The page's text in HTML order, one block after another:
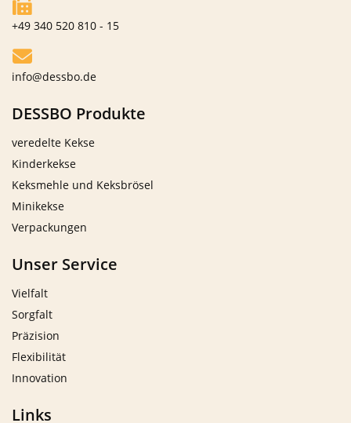
+49 340 520 810 - 15
info@dessbo.de
DESSBO Produkte
veredelte Kekse
Kinderkekse
Keksmehle und Keksbrösel
Minikekse
Verpackungen
Unser Service
Vielfalt
Sorgfalt
Präzision
Flexibilität
Innovation
Links